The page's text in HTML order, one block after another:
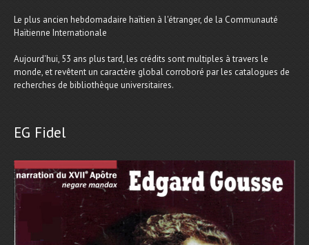
Le plus ancien hebdomadaire haïtien à l'étranger, de la Communauté
Haïtienne Internationale
Aujourd'hui, 53 ans plus tard, les crédits sont multiples à travers le
monde, et revêtent un caractère global corroboré par les catalogues de
recherches de bibliothèque universitaires.
EG Fidel